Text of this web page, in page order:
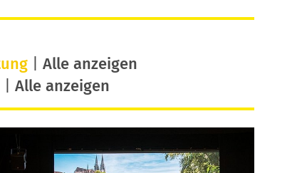
| Alle anzeigen
Alle anzeigen